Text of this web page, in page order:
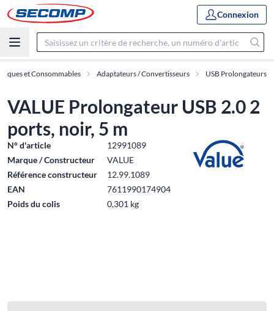
Connexion
et Consommables Adaptateurs / Convertisseurs USB Prolongateurs
VALUE Prolongateur USB 2.0 2
ports, noir, 5 m
N° d'article
12991089
Marque / Constructeur
VALUE
Référence constructeur
12.99.1089
EAN
7611990174904
Poids du colis
0,301 kg